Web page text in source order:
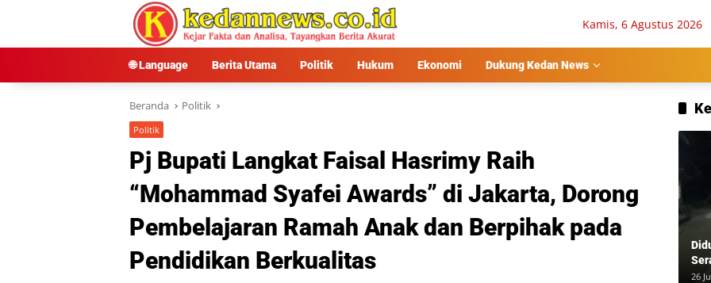
Kamis, 6 Agustus 2026
🌐 Language Berita Utama Politik Hukum Ekonomi Dukung Kedan News
Beranda Politik
Politik
Pj Bupati Langkat Faisal Hasrimy Raih
“Mohammad Syafei Awards” di Jakarta, Dorong
Pembelajaran Ramah Anak dan Berpihak pada
Pendidikan Berkualitas
26